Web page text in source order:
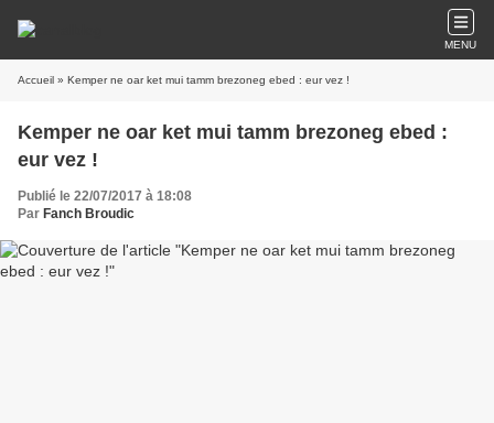
MENU
Accueil » Kemper ne oar ket mui tamm brezoneg ebed : eur vez !
Kemper ne oar ket mui tamm brezoneg ebed :
eur vez !
Publié le 22/07/2017 à 18:08
Par Fanch Broudic